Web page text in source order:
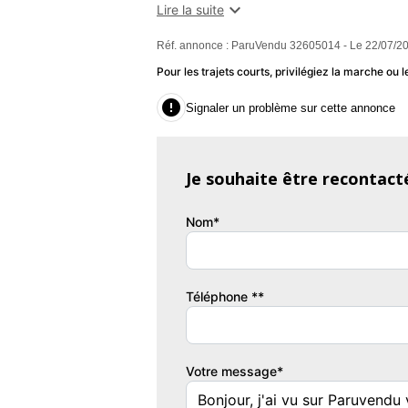
redémarrage auto. du moteur,Bacs de
Traction Intelligent,Détecteur de sous-
statique d'intersection,Ecran
Pollen,Fonction MP3,Kit mains-libres
antibrouillard,Phares
dégivrants,Rétroviseurs électriques
Couleur
Lire la suite 
Réf. annonce : ParuVendu 32605014 - Le 22/07/
Pour les trajets courts, privilégiez la marche ou
 Signaler un problème sur cette annonce
Je souhaite être
Nom*
Téléphone **
Votre message*